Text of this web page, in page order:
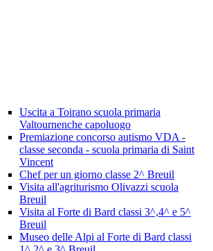
Uscita a Toirano scuola primaria
Valtournenche capoluogo
Premiazione concorso autismo VDA -
classe seconda - scuola primaria di Saint
Vincent
Chef per un giorno classe 2^ Breuil
Visita all'agriturismo Olivazzi scuola
Breuil
Visita al Forte di Bard classi 3^,4^ e 5^
Breuil
Museo delle Alpi al Forte di Bard classi